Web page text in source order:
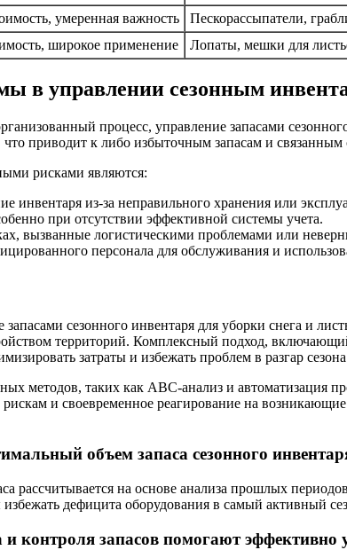
умеренная важность Пескорассыпатели,
широкое применение Лопаты, мешки для
в управлении сезонным
процесс, управление запасами
что приводит к либо избыточным запасам и
рисками являются:
инвентаря из-за неправильного хранения или
при отсутствии эффективной системы учета.
вызванные логистическими проблемами или
персонала для обслуживания и
сезонного инвентаря для уборки снега и
территорий. Комплексный подход,
затраты и избежать проблем в разгар
методов, таких как ABC-анализ и автоматизация
и своевременное реагирование на
объем запаса сезонного
рассчитывается на основе анализа прошлых
дефицита оборудования в самый активный
контроля запасов помогают эффективно